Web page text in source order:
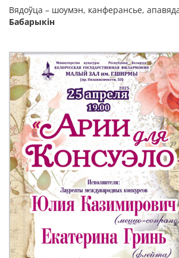
Вядоўца – шоумэн, канферансье,
Бабарыкін